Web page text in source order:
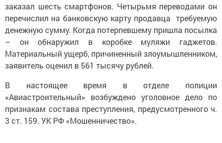
заказал шесть смартфонов. Четырьмя переводами он
перечислил на банковскую карту продавца требуемую
денежную сумму. Когда потерпевшему пришла посылка
– он обнаружил в коробке муляжи гаджетов.
Материальный ущерб, причиненный злоумышленником,
заявитель оценил в 561 тысячу рублей.
В настоящее время в отделе полиции
«Авиастроительный» возбуждено уголовное дело по
признакам состава преступления, предусмотренного ч.
3 ст. 159. УК РФ «Мошенничество».